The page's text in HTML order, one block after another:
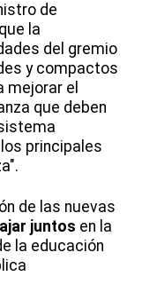
de
la
del gremio
y compactos
mejorar el
que deben
principales
de las nuevas
juntos en la
la educación